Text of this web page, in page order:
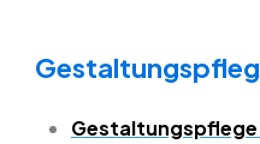
Gestaltungspflege